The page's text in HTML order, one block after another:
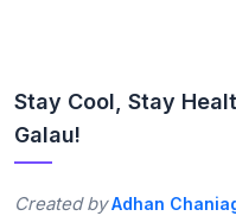
Stay Cool, Stay
Galau!
Created by Adhan